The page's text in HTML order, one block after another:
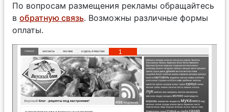
По вопросам размещения рекламы обращайтесь
в обратную связь. Возможны различные формы
оплаты.